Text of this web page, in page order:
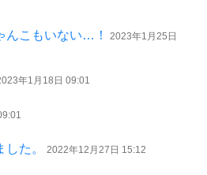
んこもいない…！
2023年1月25日
年1月18日 09:01
た。 2022年12月27日 15:12